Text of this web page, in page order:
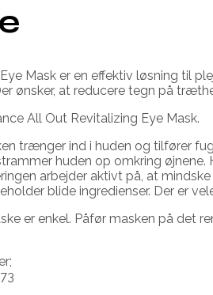
Mask er en effektiv løsning til
ønsker, at reducere tegn på
All Out Revitalizing Eye Mask.
trænger ind i huden og tilfører
huden op omkring
arbejder aktivt på, at
blide ingredienser. Der er
er enkel. Påfør masken på det